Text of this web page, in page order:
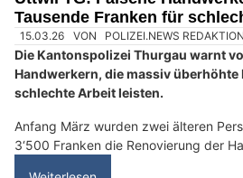
25.03.26 VON POLIZEI.NEWS REDAKTION
Lithium-Ionen-Akkus.
Betroffen sind unter anderem Akkus